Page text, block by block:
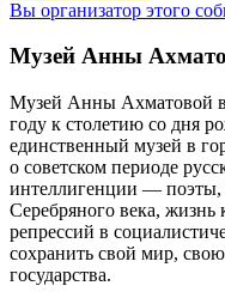
Вы организатор этого
Музей Анны
Музей Анны Ахматовой
году к столетию со дня
единственный музей в
о советском периоде
интеллигенции —
Серебряного века,
репрессий в
сохранить свой мир,
государства.